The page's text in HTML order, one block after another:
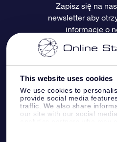
This website uses cookies
We use cookies to
provide social media
traffic. We also share
our site with our social
information that you’ve
Recenzje
Karta podarunkowa OSR
Prezenty firmowe
Sprsonalizowana
One Million Stars
Gwieździsty Wygaszacz
Aplikacja VR „Fly me to
Metody płatności
Dostawa
Polityka zwrotów
Gwiazdozbiorach
Zapisz się na
newsletter aby
informacje o